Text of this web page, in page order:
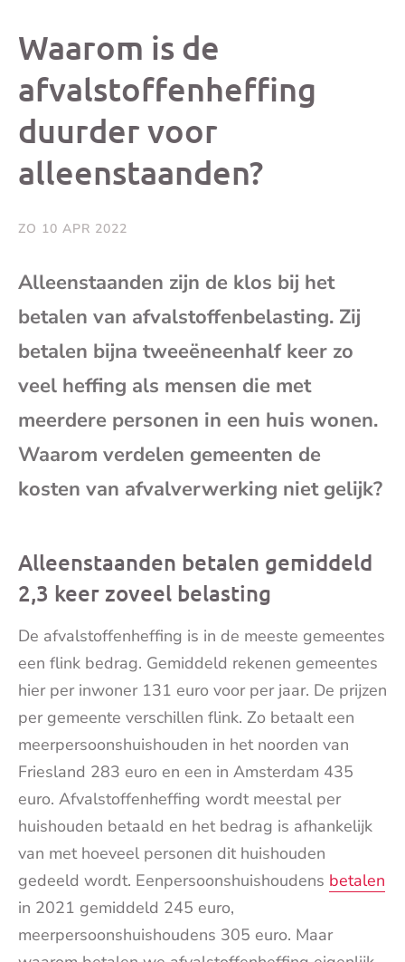
bericht
Facebook
Waarom is de
afvalstoffenheffing
duurder voor
alleenstaanden?
ZO 10 APR 2022
Alleenstaanden zijn de klos bij het
betalen van afvalstoffenbelasting. Zij
betalen bijna tweeëneenhalf keer zo
veel heffing als mensen die met
meerdere personen in een huis wonen.
Waarom verdelen gemeenten de
kosten van afvalverwerking niet gelijk?
Alleenstaanden betalen gemiddeld
2,3 keer zoveel belasting
De afvalstoffenheffing is in de meeste gemeentes
een flink bedrag. Gemiddeld rekenen gemeentes
hier per inwoner 131 euro voor per jaar. De prijzen
per gemeente verschillen flink. Zo betaalt een
meerpersoonshuishouden in het noorden van
Friesland 283 euro en een in Amsterdam 435
euro. Afvalstoffenheffing wordt meestal per
huishouden betaald en het bedrag is afhankelijk
van met hoeveel personen dit huishouden
gedeeld wordt. Eenpersoonshuishoudens betalen
in 2021 gemiddeld 245 euro,
meerpersoonshuishoudens 305 euro. Maar